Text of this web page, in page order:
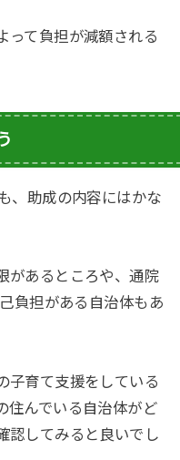
って負担が減額される
、助成の内容にはかな
があるところや、通院
負担がある自治体もあ
子育て支援をしている
住んでいる自治体がど
認してみると良いでし